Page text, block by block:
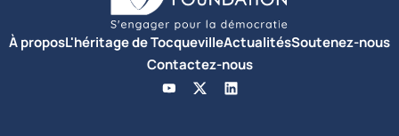
À proposL'héritage de TocquevilleActualitésSoutenez-nous
Contactez-nous